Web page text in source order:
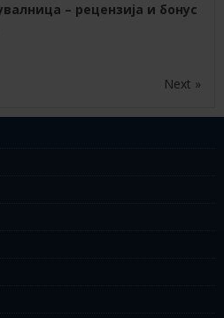
– рецензија и бонус
Next »